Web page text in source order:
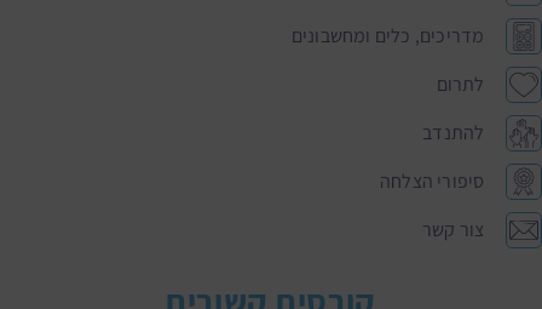
מדריכים, כלים ומחשבונים
לתרום
להתנדב
סיפורי הצלחה
צור קשר